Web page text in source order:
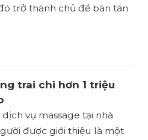
trở thành chủ đề bàn tán
trai chi hơn 1 triệu
vụ massage tại nhà
được giới thiệu là một